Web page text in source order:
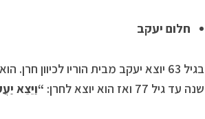
חלום יעקב
שנה עד גיל 77 ואז הוא יוצא לחרן:
“וַיֵּצֵא